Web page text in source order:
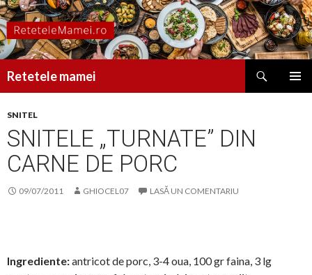
Retetele mamei
CONȚINUT
SNITEL
SNITELE „TURNATE” DIN
CARNE DE PORC
09/07/2011 GHIOCEL07 LASĂ UN COMENTARIU
Ingrediente:antricot de porc, 3-4 oua, 100 gr faina, 3 lg